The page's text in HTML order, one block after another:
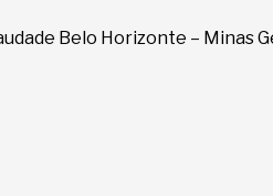
Belo Horizonte – Minas